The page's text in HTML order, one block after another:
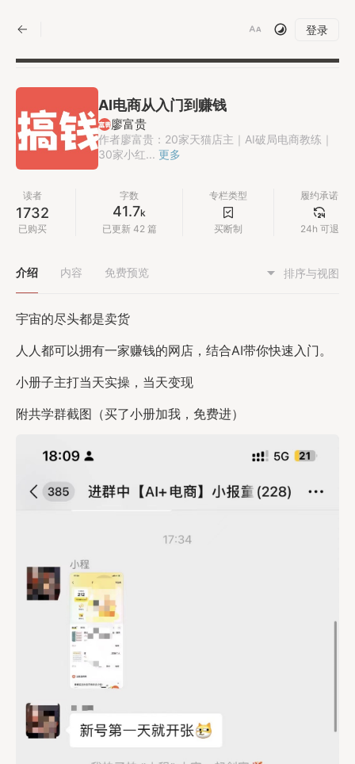
登录
AI电商从入门到赚钱
廖富贵
作者廖富贵：20家天猫店主｜AI破局电商教练｜
30家小红... 更多
读者
1732
已购买
字数
41.7k
已更新 42 篇
专栏类型
买断制
履约承诺
24h 可退
介绍 内容 免费预览 排序与视图
宇宙的尽头都是卖货
人人都可以拥有一家赚钱的网店，结合AI带你快速入门。
小册子主打当天实操，当天变现
附共学群截图（买了小册加我，免费进）